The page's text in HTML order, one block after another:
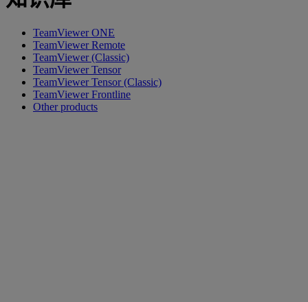
TeamViewer ONE
TeamViewer Remote
TeamViewer (Classic)
TeamViewer Tensor
TeamViewer Tensor (Classic)
TeamViewer Frontline
Other products